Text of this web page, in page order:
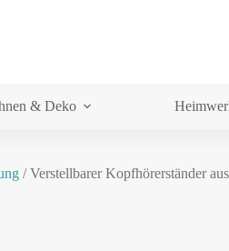
& Deko
/ Verstellbarer Kopfhörerständer